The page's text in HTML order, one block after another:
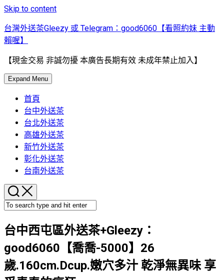
Skip to content
台灣外送茶Gleezy 或 Telegram：good6060【看照約妹 主動
賴喔】
【現金交易 非誠勿擾 本廣告長期有效 未成年禁止加入】
Expand Menu
首頁
台中外送茶
台北外送茶
高雄外送茶
新竹外送茶
彰化外送茶
台南外送茶
台中西屯區外送茶+Gleezy：
good6060【喬喬-5000】26
歲.160cm.Dcup.嫩穴多汁 乾淨無異味 享